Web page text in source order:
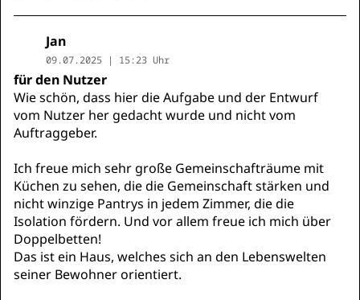
Jan
09.07.2025 | 15:23 Uhr
für den Nutzer
Wie schön, dass hier die Aufgabe und der Entwurf
vom Nutzer her gedacht wurde und nicht vom
Auftraggeber.
Ich freue mich sehr große Gemeinschafträume mit
Küchen zu sehen, die die Gemeinschaft stärken und
nicht winzige Pantrys in jedem Zimmer, die die
Isolation fördern. Und vor allem freue ich mich über
Doppelbetten!
Das ist ein Haus, welches sich an den Lebenswelten
seiner Bewohner orientiert.